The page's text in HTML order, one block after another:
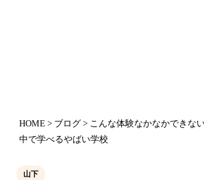
HOME > ブログ > こんな体験なかなかできな
中で学べるやばい学校
山下